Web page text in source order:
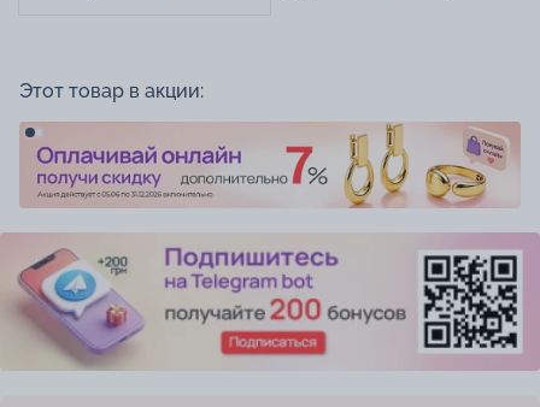
Этот товар в акции: